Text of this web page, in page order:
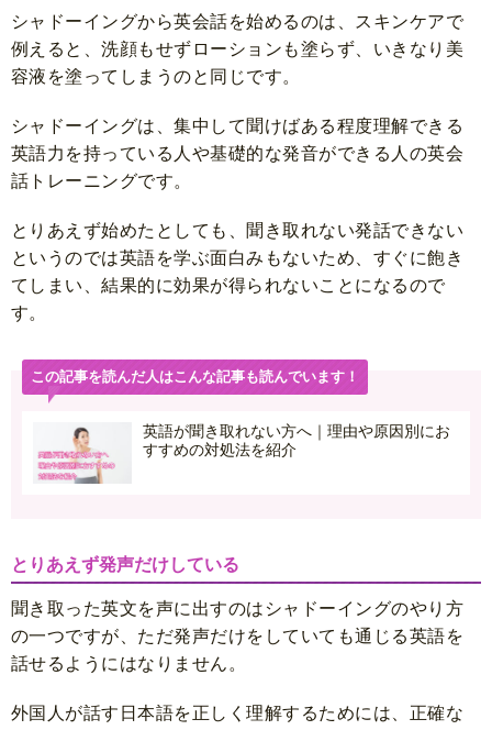
シャドーイングから英会話を始めるのは、スキンケアで
例えると、洗顔もせずローションも塗らず、いきなり美
容液を塗ってしまうのと同じです。
シャドーイングは、集中して聞けばある程度理解できる
英語力を持っている人や基礎的な発音ができる人の英会
話トレーニングです。
とりあえず始めたとしても、聞き取れない発話できない
というのでは英語を学ぶ面白みもないため、すぐに飽き
てしまい、結果的に効果が得られないことになるので
す。
この記事を読んだ人はこんな記事も読んでいます！
英語が聞き取れない方へ｜理由や原因別にお
すすめの対処法を紹介
とりあえず発声だけしている
聞き取った英文を声に出すのはシャドーイングのやり方
の一つですが、ただ発声だけをしていても通じる英語を
話せるようにはなりません。
外国人が話す日本語を正しく理解するためには、正確な